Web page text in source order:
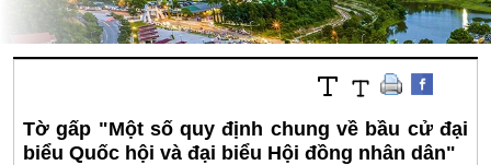
Tờ gấp "Một số quy định chung về bầu cử đại
biểu Quốc hội và đại biểu Hội đồng nhân dân"